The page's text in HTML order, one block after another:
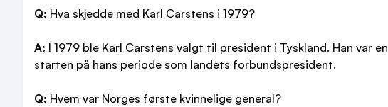
Q: Hva skjedde med Karl Carstens i 1979?
A: I 1979 ble Karl Carstens valgt til president i Tyskland. Han var
starten på hans periode som landets forbundspresident.
Q: Hvem var Norges første kvinnelige general?